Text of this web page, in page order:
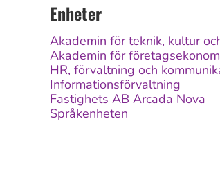
Enheter
Akademin för teknik, kultur
Akademin för
HR, förvaltning och
Informationsförvaltning
Fastighets AB Arcada Nova
Språkenheten